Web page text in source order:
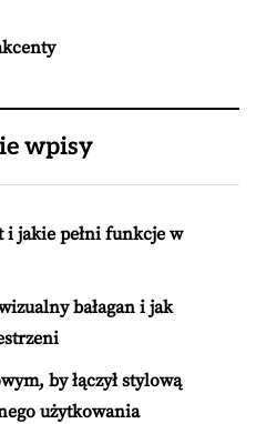
wpisy
i jakie pełni funkcje w
bałagan i jak
by łączył stylową
użytkowania